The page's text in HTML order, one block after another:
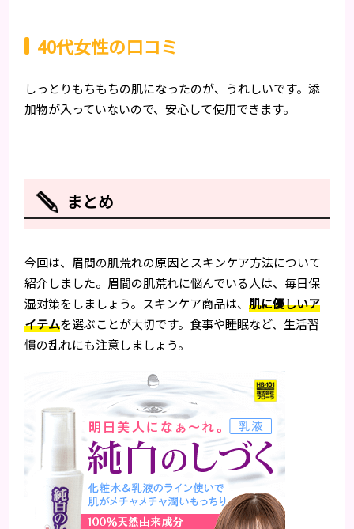
40代女性の口コミ
しっとりもちもちの肌になったのが、うれしいです。添
加物が入っていないので、安心して使用できます。
まとめ
今回は、眉間の肌荒れの原因とスキンケア方法について
紹介しました。眉間の肌荒れに悩んでいる人は、毎日保
湿対策をしましょう。スキンケア商品は、肌に優しいア
イテムを選ぶことが大切です。食事や睡眠など、生活習
慣の乱れにも注意しましょう。